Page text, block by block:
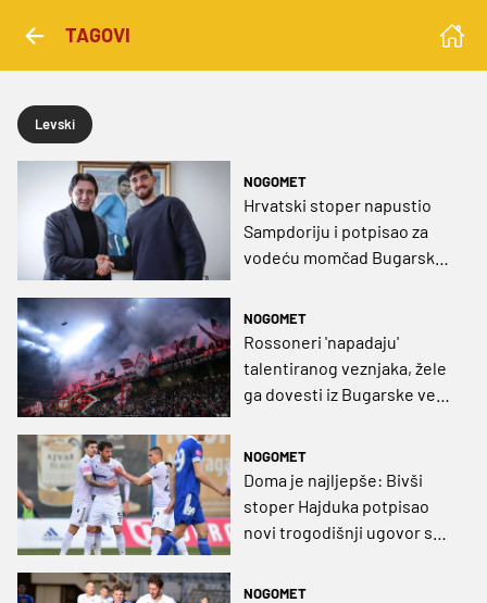
TAGOVI
Levski
NOGOMET
Hrvatski stoper napustio
Sampdoriju i potpisao za
vodeću momčad Bugarske,
sedam bodova
NOGOMET
Rossoneri 'napadaju'
talentiranog veznjaka, žele
ga dovesti iz Bugarske već
NOGOMET
Doma je najljepše: Bivši
stoper Hajduka potpisao
novi trogodišnji ugovor s
NOGOMET